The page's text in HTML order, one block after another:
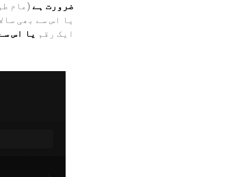
ضرورت ہے (عام
یا اس سے بھی
ایک رقم یا اس